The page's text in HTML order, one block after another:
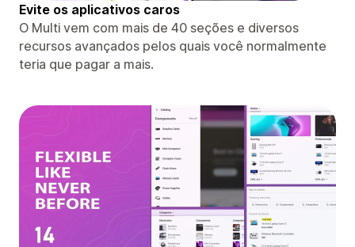
Evite os aplicativos caros
O Multi vem com mais de 40 seções e diversos
recursos avançados pelos quais você normalmente
teria que pagar a mais.